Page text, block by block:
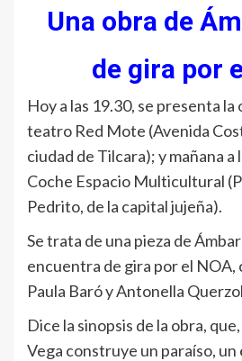
Una obra de
de gira por
Hoy a las 19.30, se presenta la
teatro Red Mote (Avenida
ciudad de Tilcara); y mañana a
Coche Espacio Multicultural
Pedrito, de la capital jujeña).
Se trata de una pieza de
encuentra de gira por el NOA,
Paula Baró y Antonella
Dice la sinopsis de la obra,
Vega construye un paraíso,